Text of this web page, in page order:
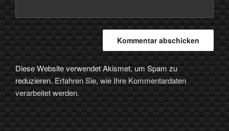
Diese Website verwendet Akismet, um Spam zu
reduzieren. Erfahren Sie, wie Ihre Kommentardaten
verarbeitet werden.